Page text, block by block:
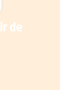
de